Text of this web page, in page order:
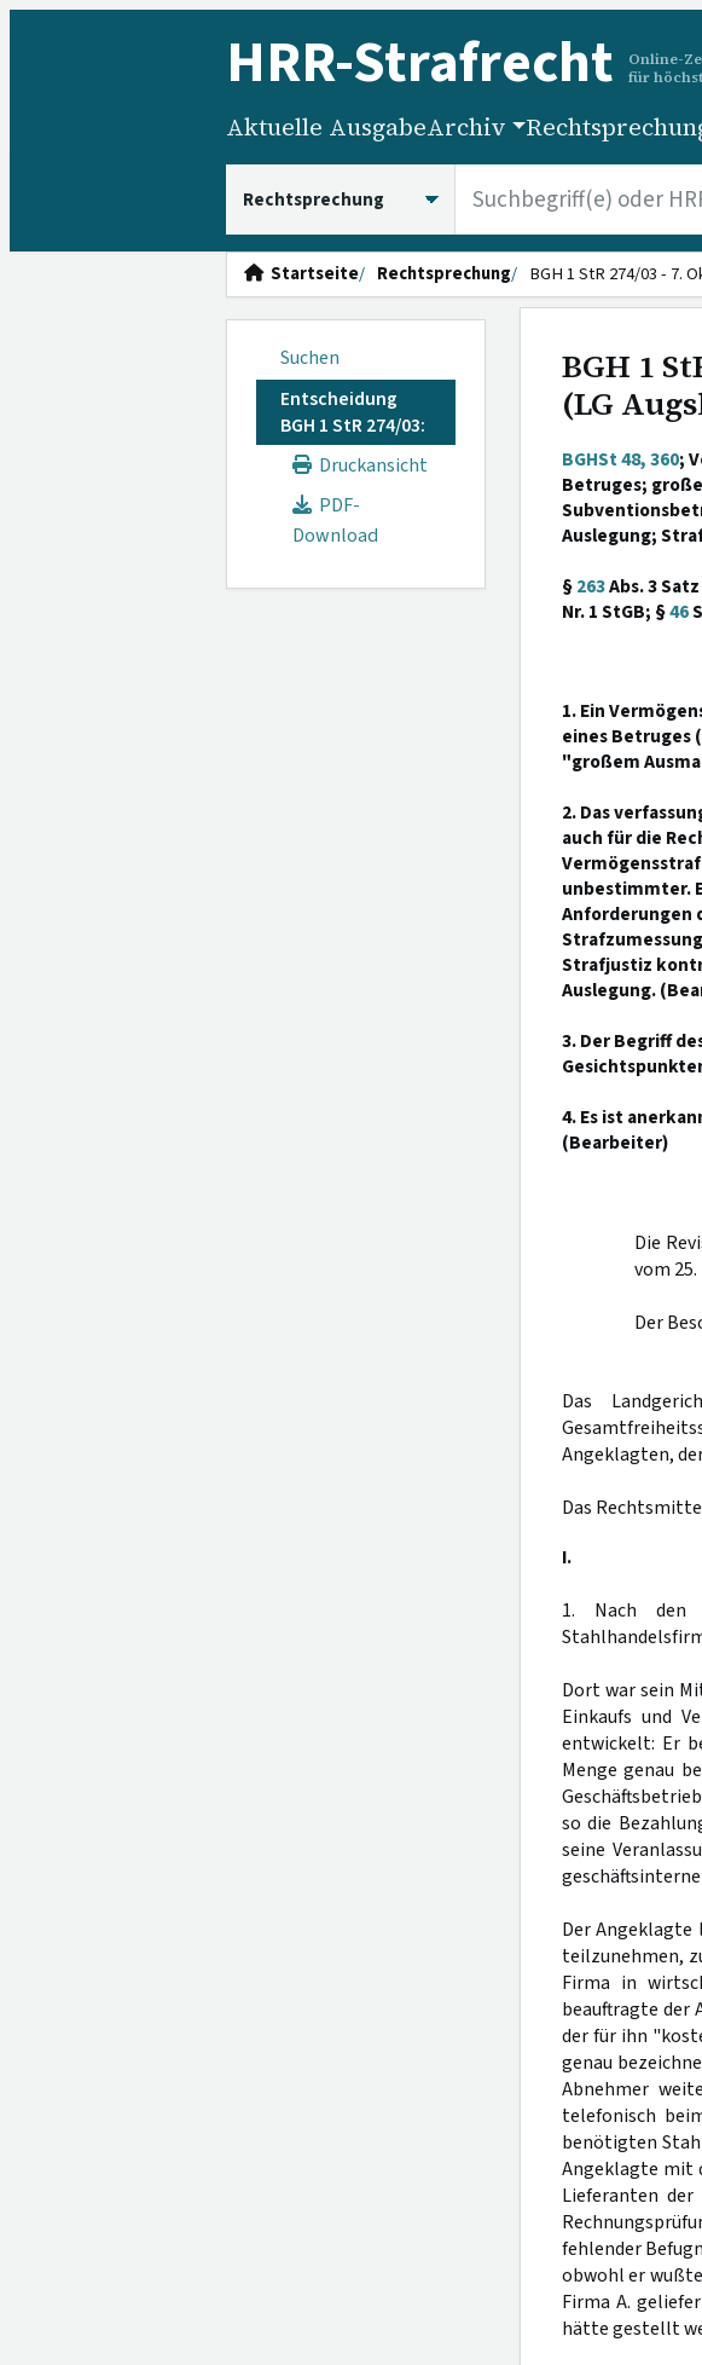
HRR-Strafrecht
Online-
für
Aktuelle AusgabeArchiv
Startseite Rechtsprechung BGH 1 StR 274/03 - 7.
Suchen
Entscheidung
BGH 1 StR 274/03:
Druckansicht
PDF-
Download
BGH 1
(LG
BGHSt 48, 360;
Betruges;
Auslegung;
§263Abs. 3 Satz
Nr. 1 StGB; §46
1. Ein
eines Betruges
"großem
2. Das
auch für die
unbestimmter.
Anforderungen
Strafjustiz
Auslegung.
3. Der Begriff
4. Es ist
(Bearbeiter)
Die
vom
Der
Das
Angeklagten,
Das
I.
1. Nach den
Dort war sein
Einkaufs und
entwickelt: Er
Menge genau
so die
seine
Der Angeklagte
teilzunehmen,
Firma in
beauftragte der
der für ihn
genau
Abnehmer
telefonisch
benötigten
Angeklagte mit
Lieferanten
fehlender
obwohl er
Firma A.
hätte gestellt